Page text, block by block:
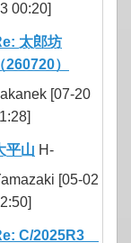
00:20]
太郎坊
（260720）
[07-20
平山 H-
[05-02
C/2025R3